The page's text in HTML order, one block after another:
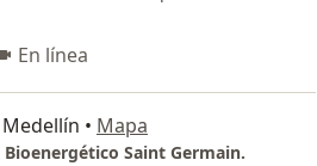
En línea
Medellín • Mapa
Saint Germain.